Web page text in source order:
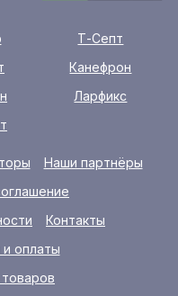
Т-Септ
Канефрон
Ларфикс
Наши партнёры
Контакты
оплаты